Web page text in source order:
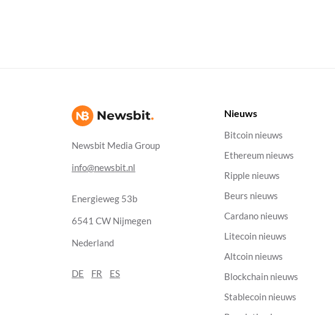
Newsbit Media Group
info@newsbit.nl
Energieweg 53b
6541 CW Nijmegen
Nederland
DE FR ES
Nieuws
Bitcoin nieuws
Ethereum nieuws
Ripple nieuws
Beurs nieuws
Cardano nieuws
Litecoin nieuws
Altcoin nieuws
Blockchain nieuws
Stablecoin nieuws